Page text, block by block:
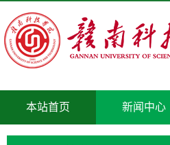
本站首页 新闻中心